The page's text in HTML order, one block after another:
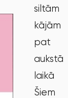
siltām
kājām
pat
aukstā
laikā
Šiem